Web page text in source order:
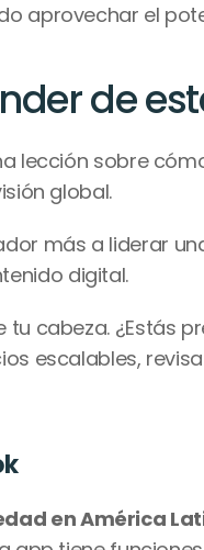
aprovechar el
de
lección sobre
global.
más a liderar
digital.
cabeza. ¿Estás
escalables,
en América